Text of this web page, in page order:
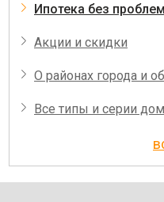
Ипотека без проблем
Акции и скидки
О районах города и
Все типы и серии